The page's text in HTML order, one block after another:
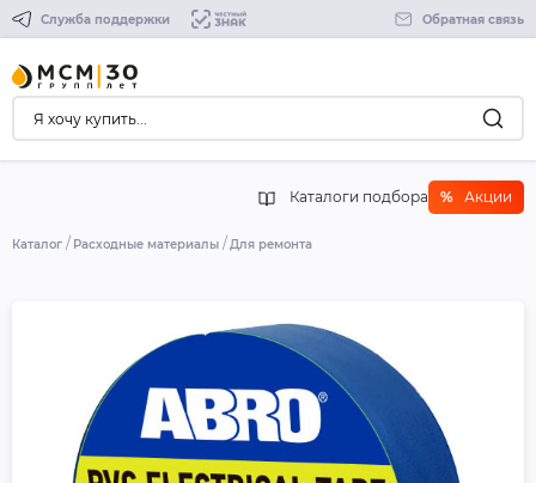
Служба поддержки Обратная связь
Каталоги подбора % Акции
Каталог Расходные материалы Для ремонта